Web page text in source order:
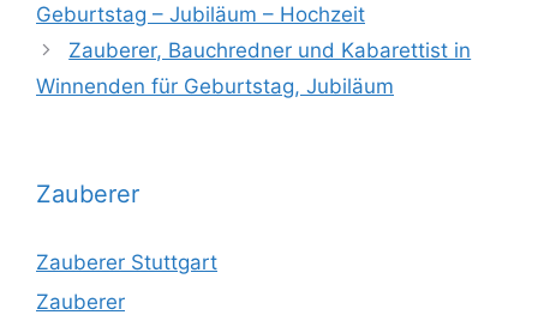
Geburtstag – Jubiläum – Hochzeit
Zauberer, Bauchredner und Kabarettist in
Winnenden für Geburtstag, Jubiläum
Zauberer
Zauberer Stuttgart
Zauberer